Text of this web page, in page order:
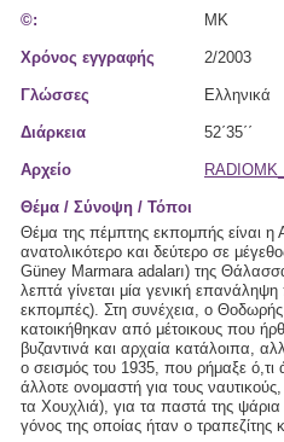
©: ΜΚ
Χρόνος εγγραφής 2/2003
Γλώσσες Ελληνικά
Διάρκεια 52΄35΄΄
Αρχείο
Θέμα / Σύνοψη / Τόποι
Θέμα της πέμπτης εκπομπής είναι η
ανατολικότερο και δεύτερο σε
Güney Marmara adaları) της
λεπτά γίνεται μία γενική
εκπομπές). Στη συνέχεια, ο
κατοικήθηκαν από μέτοικους που
βυζαντινά και αρχαία κατάλοιπα,
ο σεισμός του 1935, που ρήμαξε
άλλοτε ονομαστή για τους
τα Χουχλιά), για τα παστά της ψάρια
γόνος της οποίας ήταν ο τραπεζίτης